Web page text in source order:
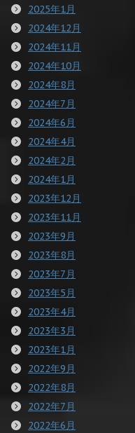
2025年1月
2024年12月
2024年11月
2024年10月
2024年8月
2024年7月
2024年6月
2024年4月
2024年2月
2024年1月
2023年12月
2023年11月
2023年9月
2023年8月
2023年7月
2023年5月
2023年4月
2023年3月
2023年1月
2022年9月
2022年8月
2022年7月
2022年6月